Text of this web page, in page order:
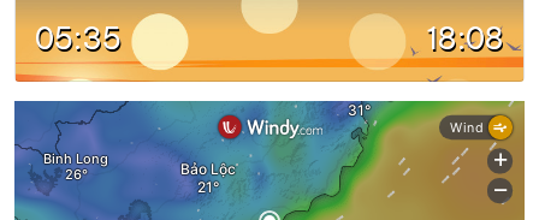
05:35 18:08